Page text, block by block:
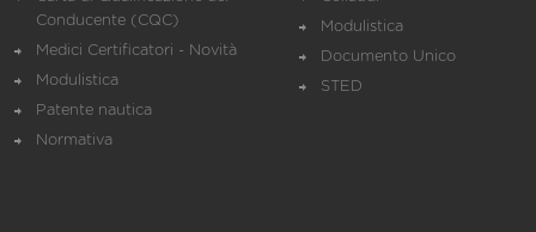
Conducente (CQC)
Medici Certificatori - Novità
Modulistica
Patente nautica
Normativa
Modulistica
Documento Unico
STED